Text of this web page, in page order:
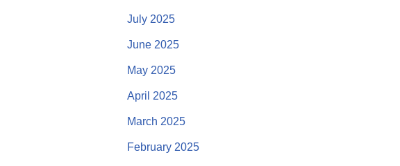
July 2025
June 2025
May 2025
April 2025
March 2025
February 2025